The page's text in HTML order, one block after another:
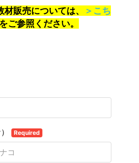
販売については、
＞こち
をご参照ください。
Required